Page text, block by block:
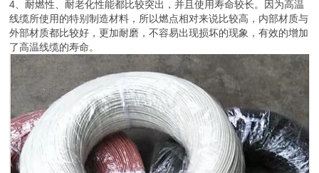
4、耐燃性、耐老化性能都比较突出，并且使用寿命较长。因为高温
线缆所使用的特别制造材料，所以燃点相对来说比较高，内部材质与
外部材质都比较好，更加耐磨，不容易出现损坏的现象，有效的增加
了高温线缆的寿命。